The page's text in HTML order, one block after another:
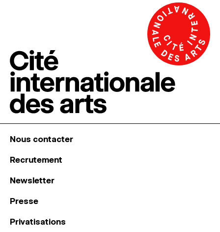
Nous contacter
Recrutement
Newsletter
Presse
Privatisations